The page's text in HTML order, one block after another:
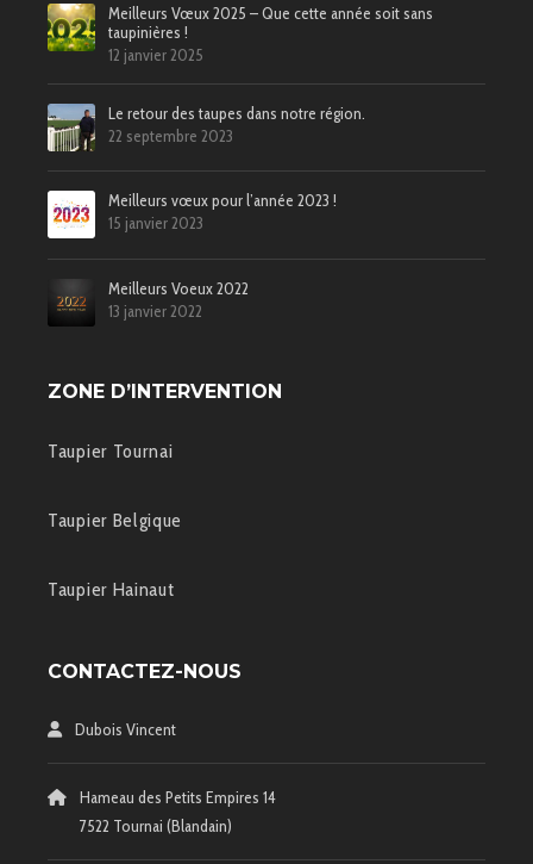
Meilleurs Vœux 2025 – Que cette année soit sans
taupinières !
12 janvier 2025
Le retour des taupes dans notre région.
22 septembre 2023
Meilleurs vœux pour l’année 2023 !
15 janvier 2023
Meilleurs Voeux 2022
13 janvier 2022
ZONE D’INTERVENTION
Taupier Tournai
Taupier Belgique
Taupier Hainaut
CONTACTEZ-NOUS
Dubois Vincent
Hameau des Petits Empires 14
7522 Tournai (Blandain)